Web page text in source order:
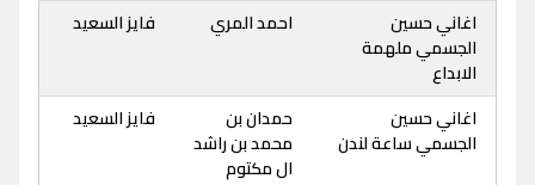
اغاني حسين
الجسمي ملهمة
الابداع
احمد المري فايز السعيد
اغاني حسين
الجسمي ساعة لندن
حمدان بن
محمد بن راشد
ال مكتوم
فايز السعيد